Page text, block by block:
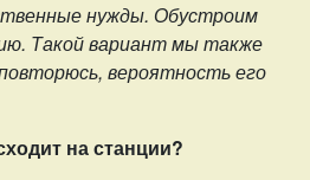
нужды. Обустроим
Такой вариант мы также
вероятность его
на станции?